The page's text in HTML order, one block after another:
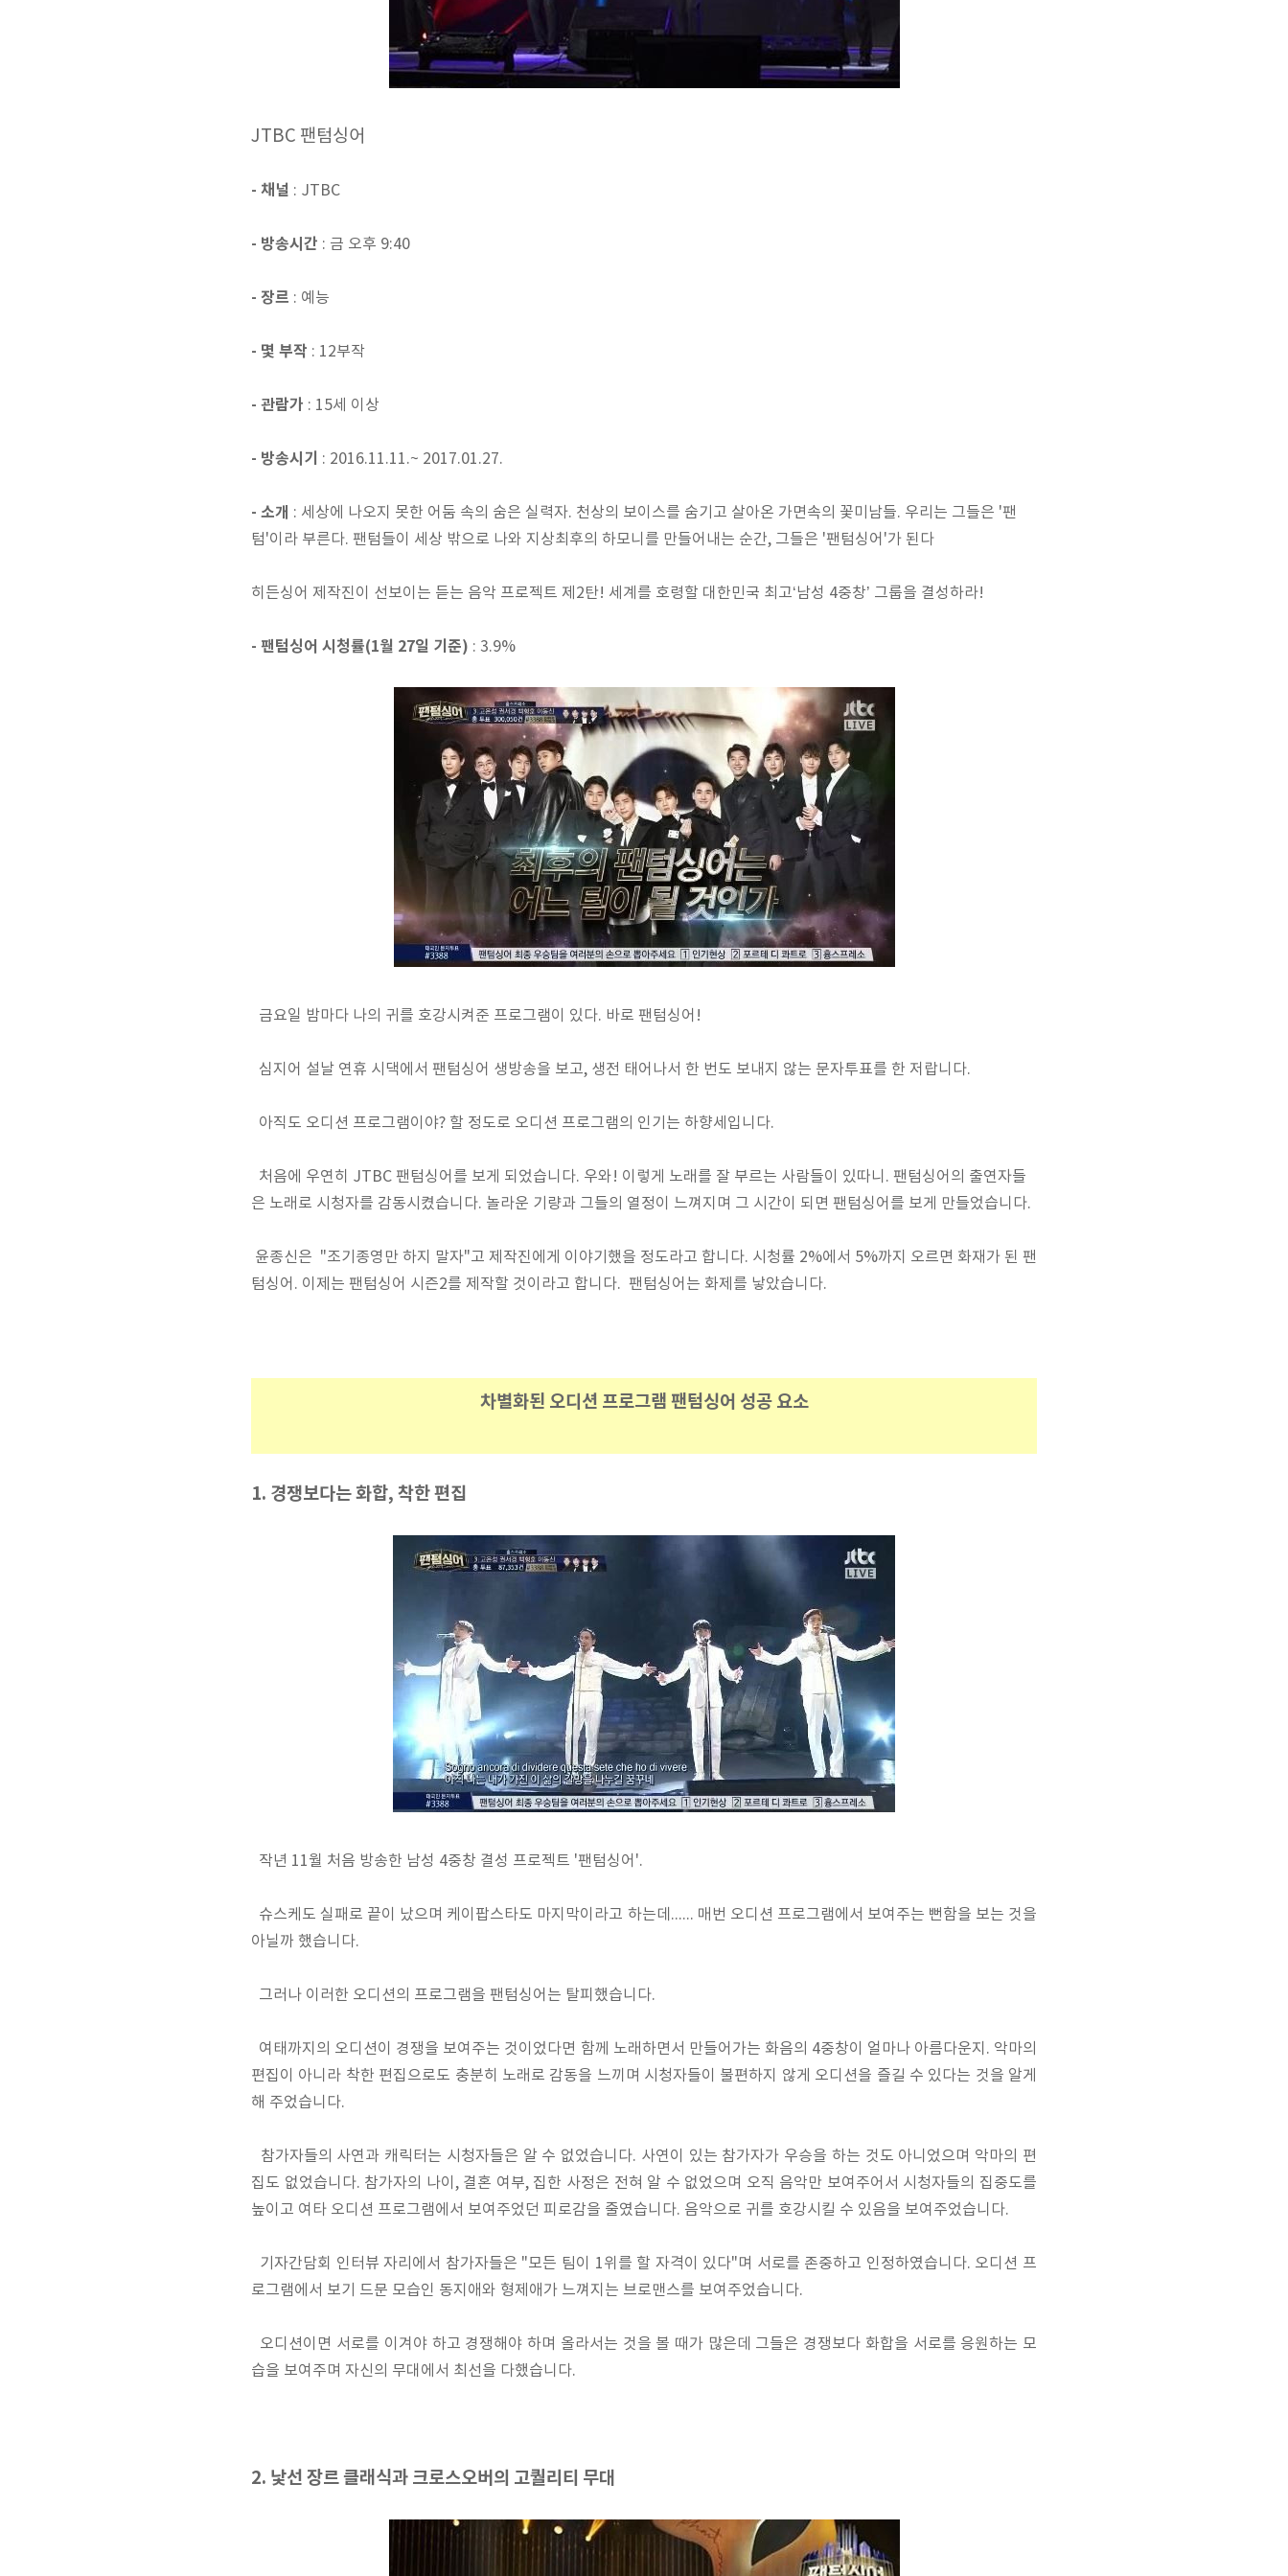
JTBC 팬텀싱어
- 채널 : JTBC
- 방송시간 : 금 오후 9:40
- 장르 : 예능
- 몇 부작 : 12부작
- 관람가 : 15세 이상
- 방송시기 : 2016.11.11.~ 2017.01.27.
- 소개 : 세상에 나오지 못한 어둠 속의 숨은 실력자. 천상의 보이스를 숨기고 살아온 가면속의 꽃미남들. 우리는 그들은 '팬
텀'이라 부른다. 팬텀들이 세상 밖으로 나와 지상최후의 하모니를 만들어내는 순간, 그들은 '팬텀싱어'가 된다
히든싱어 제작진이 선보이는 듣는 음악 프로젝트 제2탄! 세계를 호령할 대한민국 최고‘남성 4중창’ 그룹을 결성하라!
- 팬텀싱어 시청률(1월 27일 기준) : 3.9%
금요일 밤마다 나의 귀를 호강시켜준 프로그램이 있다. 바로 팬텀싱어!
심지어 설날 연휴 시댁에서 팬텀싱어 생방송을 보고, 생전 태어나서 한 번도 보내지 않는 문자투표를 한 저랍니다.
아직도 오디션 프로그램이야? 할 정도로 오디션 프로그램의 인기는 하향세입니다.
처음에 우연히 JTBC 팬텀싱어를 보게 되었습니다. 우와! 이렇게 노래를 잘 부르는 사람들이 있따니. 팬텀싱어의 출연자들
은 노래로 시청자를 감동시켰습니다. 놀라운 기량과 그들의 열정이 느껴지며 그 시간이 되면 팬텀싱어를 보게 만들었습니다.
윤종신은 "조기종영만 하지 말자"고 제작진에게 이야기했을 정도라고 합니다. 시청률 2%에서 5%까지 오르면 화재가 된 팬
텀싱어. 이제는 팬텀싱어 시즌2를 제작할 것이라고 합니다. 팬텀싱어는 화제를 낳았습니다.
차별화된 오디션 프로그램 팬텀싱어 성공 요소
1. 경쟁보다는 화합, 착한 편집
작년 11월 처음 방송한 남성 4중창 결성 프로젝트 '팬텀싱어'.
슈스케도 실패로 끝이 났으며 케이팝스타도 마지막이라고 하는데...... 매번 오디션 프로그램에서 보여주는 뻔함을 보는 것을
아닐까 했습니다.
그러나 이러한 오디션의 프로그램을 팬텀싱어는 탈피했습니다.
여태까지의 오디션이 경쟁을 보여주는 것이었다면 함께 노래하면서 만들어가는 화음의 4중창이 얼마나 아름다운지. 악마의
편집이 아니라 착한 편집으로도 충분히 노래로 감동을 느끼며 시청자들이 불편하지 않게 오디션을 즐길 수 있다는 것을 알게
해 주었습니다.
참가자들의 사연과 캐릭터는 시청자들은 알 수 없었습니다. 사연이 있는 참가자가 우승을 하는 것도 아니었으며 악마의 편
집도 없었습니다. 참가자의 나이, 결혼 여부, 집한 사정은 전혀 알 수 없었으며 오직 음악만 보여주어서 시청자들의 집중도를
높이고 여타 오디션 프로그램에서 보여주었던 피로감을 줄였습니다. 음악으로 귀를 호강시킬 수 있음을 보여주었습니다.
기자간담회 인터뷰 자리에서 참가자들은 "모든 팀이 1위를 할 자격이 있다"며 서로를 존중하고 인정하였습니다. 오디션 프
로그램에서 보기 드문 모습인 동지애와 형제애가 느껴지는 브로맨스를 보여주었습니다.
오디션이면 서로를 이겨야 하고 경쟁해야 하며 올라서는 것을 볼 때가 많은데 그들은 경쟁보다 화합을 서로를 응원하는 모
습을 보여주며 자신의 무대에서 최선을 다했습니다.
2. 낯선 장르 클래식과 크로스오버의 고퀄리티 무대